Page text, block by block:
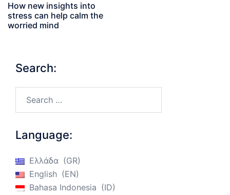
How new insights into
stress can help calm the
worried mind
Search:
Language:
Ελλάδα
GR
English
EN
Bahasa Indonesia
ID